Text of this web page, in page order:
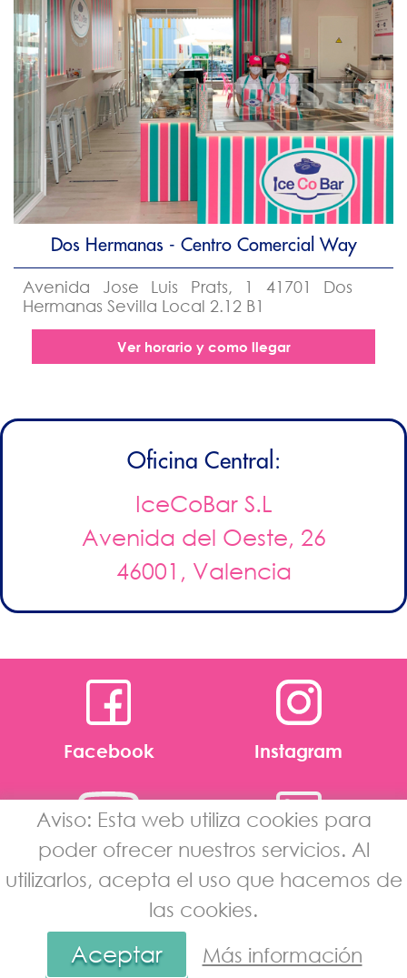
Aviso: Esta web utiliza cookies para
poder ofrecer nuestros servicios. Al
utilizarlos, acepta el uso que hacemos de
las cookies.
Aceptar Más información
Dos Hermanas - Centro Comercial Way
Avenida Jose Luis Prats, 1 41701 Dos
Hermanas Sevilla Local 2.12 B1
Ver horario y como llegar
Oficina Central:
IceCoBar S.L
Avenida del Oeste, 26
46001, Valencia
Facebook Instagram
Youtube Linkedin
·Política de Privacidad de
Datos·Política de Cookies
icecobar.com© 2018 - Programación por
edina.es